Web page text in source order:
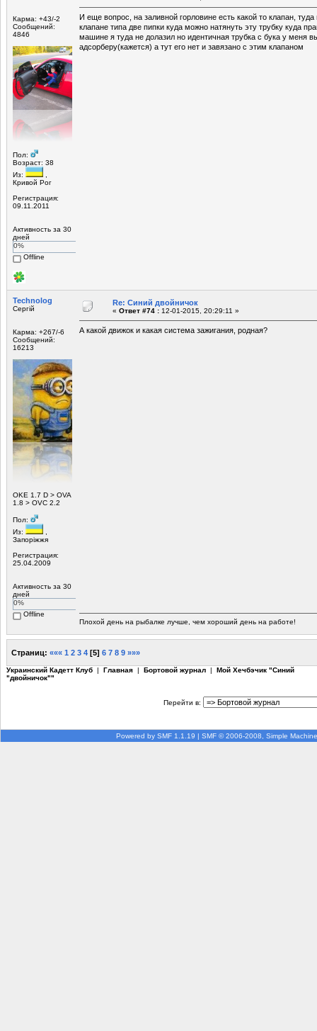
Карма: +43/-2
Сообщений:
4846
Пол:
Возраст: 38
Из:
Кривой Рог
Регистрация:
09.11.2011
Активность за 30
дней
0%
Offline
И еще вопрос, на заливной горловине есть какой то клапан,
клапане типа две пипки куда можно натянуть эту трубку куда
машине я туда не долазил но идентичная трубка с бука у меня
адсорберу(кажется) а тут его нет и завязано с этим клапаном
Technolog
Сергій
Карма: +267/-6
Сообщений:
16213
ОKE 1.7 D > OVA
1.8 > OVC 2.2
Пол:
Из:
Запоріжжя
Регистрация:
25.04.2009
Активность за 30
дней
0%
Offline
Re: Синий двойничок
« Ответ #74 : 12-01-2015, 20:29:11 »
А какой движок и какая система зажигания, родная?
Плохой день на рыбалке лучше, чем хороший день на работе!
Страниц: ««« 1 2 3 4 [5] 6 7 8 9 »»»
Украинский Кадетт Клуб | Главная | Бортовой журнал | Мой Хечбэчик "Синий
"двойничок""
Перейти в:
Powered by SMF 1.1.19 | SMF © 2006-2008, Simple